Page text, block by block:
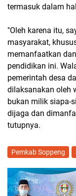
termasuk dalam
"Oleh karena itu,
masyarakat,
memanfaatkan
pendidikan ini.
pemerintah desa
dilaksanakan oleh
bukan milik siapa-
dijaga dan
tutupnya.
Pemkab Soppeng